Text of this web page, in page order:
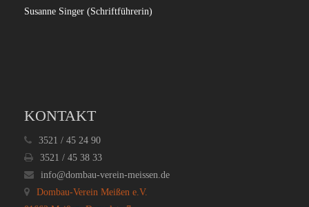
Susanne Singer (Schriftführerin)
KONTAKT
3521 / 45 24 90
3521 / 45 38 33
info@dombau-verein-meissen.de
Dombau-Verein Meißen e.V.